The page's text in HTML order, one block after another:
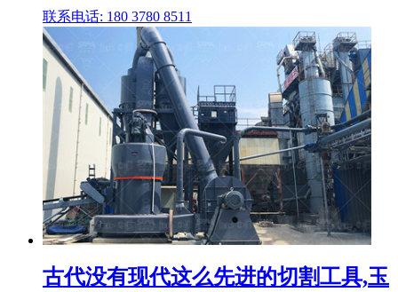
联系电话: 180 3780 8511
古代没有现代这么先进的切割工具,玉